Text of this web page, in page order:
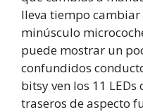
lleva tiempo
minúsculo
puede mostrar un
confundidos
bitsy ven los 11
traseros de aspecto